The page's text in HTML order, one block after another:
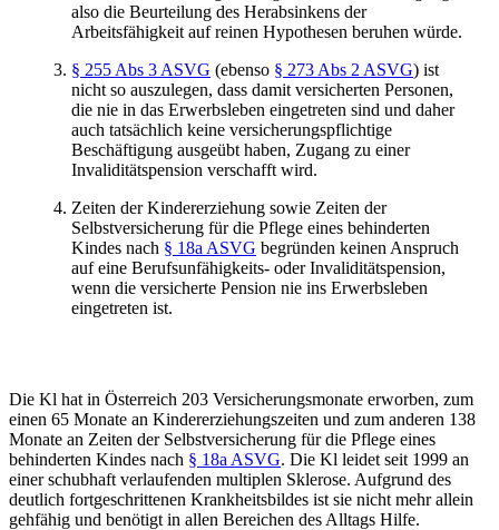
also die Beurteilung des Herabsinkens der
Arbeitsfähigkeit auf reinen Hypothesen beruhen würde.
§ 255 Abs 3 ASVG (ebenso § 273 Abs 2 ASVG) ist
nicht so auszulegen, dass damit versicherten Personen,
die nie in das Erwerbsleben eingetreten sind und daher
auch tatsächlich keine versicherungspflichtige
Beschäftigung ausgeübt haben, Zugang zu einer
Invaliditätspension verschafft wird.
Zeiten der Kindererziehung sowie Zeiten der
Selbstversicherung für die Pflege eines behinderten
Kindes nach § 18a ASVG begründen keinen Anspruch
auf eine Berufsunfähigkeits- oder Invaliditätspension,
wenn die versicherte Pension nie ins Erwerbsleben
eingetreten ist.
Die Kl hat in Österreich 203 Versicherungsmonate erworben, zum
einen 65 Monate an Kindererziehungszeiten und zum anderen 138
Monate an Zeiten der Selbstversicherung für die Pflege eines
behinderten Kindes nach § 18a ASVG. Die Kl leidet seit 1999 an
einer schubhaft verlaufenden multiplen Sklerose. Aufgrund des
deutlich fortgeschrittenen Krankheitsbildes ist sie nicht mehr allein
gehfähig und benötigt in allen Bereichen des Alltags Hilfe.